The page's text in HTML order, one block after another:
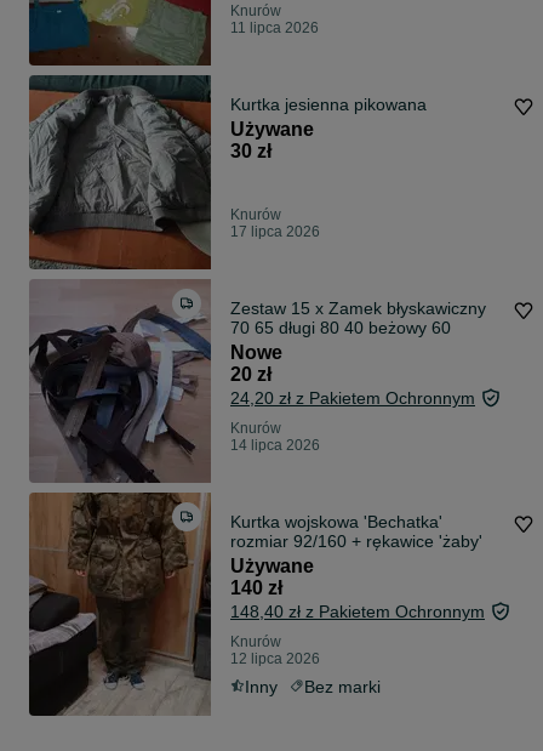
Knurów
11 lipca 2026
Kurtka jesienna pikowana
Używane
30 zł
Knurów
17 lipca 2026
Zestaw 15 x Zamek błyskawiczny
70 65 długi 80 40 beżowy 60
Nowe
20 zł
24,20 zł z Pakietem Ochronnym
Knurów
14 lipca 2026
Kurtka wojskowa 'Bechatka'
rozmiar 92/160 + rękawice 'żaby'
Używane
140 zł
148,40 zł z Pakietem Ochronnym
Knurów
12 lipca 2026
Inny Bez marki